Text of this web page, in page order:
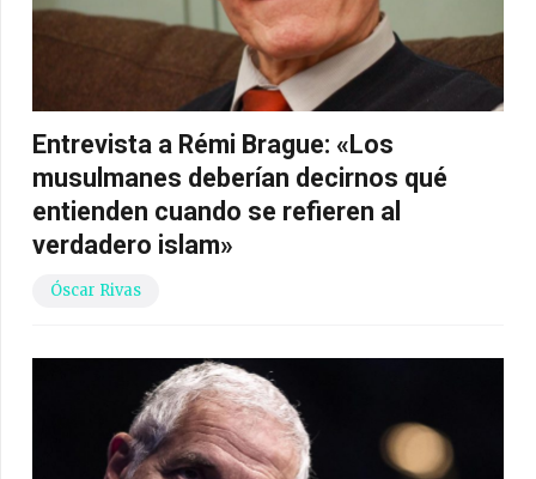
Entrevista a Rémi Brague: «Los
musulmanes deberían decirnos qué
entienden cuando se refieren al
verdadero islam»
Óscar Rivas